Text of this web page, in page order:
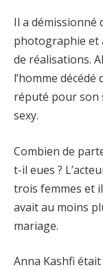
Il a démissionné
photographie et
de réalisations.
l’homme
réputé pour son
sexy.
Combien de
t-il eues ?
trois femmes et
avait au moins
mariage.
Anna Kashfi était